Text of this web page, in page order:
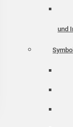
und